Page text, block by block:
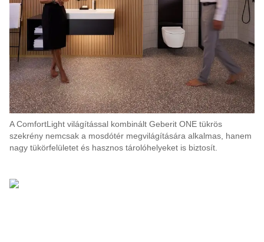
A ComfortLight világítással kombinált Geberit ONE tükrös
szekrény nemcsak a mosdótér megvilágítására alkalmas, hanem
nagy tükörfelületet és hasznos tárolóhelyeket is biztosít.